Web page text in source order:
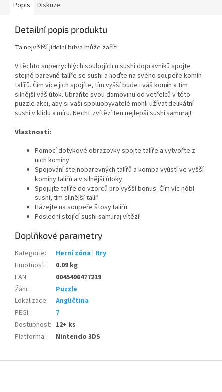
Popis Diskuze
Detailní popis produktu
Ta největší jídelní bitva může začít!
V těchto superrychlých soubojích u sushi dopravníků spojte
stejně barevné talíře se sushi a hoďte na svého soupeře komín
talířů. Čím více jich spojíte, tím vyšší bude i váš komín a tím
silnější váš útok. Ubraňte svou domovinu od vetřelců v této
puzzle akci, aby si vaši spoluobyvatelé mohli užívat delikátní
sushi v klidu a míru. Nechť zvítězí ten nejlepší sushi samuraj!
Vlastnosti:
Pomocí dotykové obrazovky spojte talíře a vytvořte z
nich komíny
Spojování stejnobarevných talířů a komba vyústí ve vyšší
komíny talířů a v silnější útoky
Spojujte talíře do vzorců pro vyšší bonus. Čím víc nóbl
sushi, tím silnější talíř.
Házejte na soupeře štosy talířů.
Poslední stojící sushi samuraj vítězí!
Doplňkové parametry
Kategorie:
Herní zóna | Hry
Hmotnost:
0.09 kg
EAN:
0045496477219
Žánr:
Puzzle
Lokalizace:
Angličtina
PEGI:
7
Dostupnost: 12+ ks
Platforma: Nintendo 3DS